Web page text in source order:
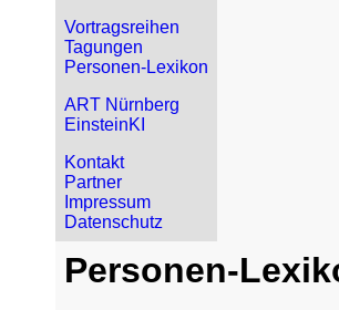
Vortragsreihen
Tagungen
Personen-Lexikon
ART Nürnberg
EinsteinKI
Kontakt
Partner
Impressum
Datenschutz
Personen-